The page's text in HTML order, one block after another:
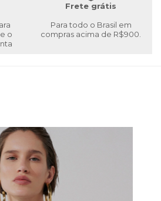
o
Frete grátis
Para todo o Brasil em
compras acima de R$900.